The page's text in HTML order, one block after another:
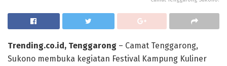
Trending.co.id, Tenggarong – Camat Tenggarong,
Sukono membuka kegiatan Festival Kampung Kuliner